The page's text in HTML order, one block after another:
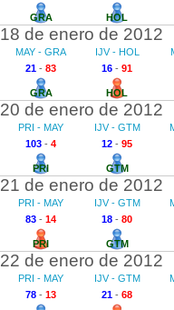
GRA HOL
18 de enero de 2012
MAY - GRA
21- 83
GRA
IJV - HOL
16 - 91
HOL
20 de enero de 2012
PRI - MAY
103- 4
PRI
IJV - GTM
12 - 95
GTM
21 de enero de 2012
PRI - MAY
83- 14
PRI
IJV - GTM
18 - 80
GTM
22 de enero de 2012
PRI - MAY
78- 13
IJV - GTM
21 - 68